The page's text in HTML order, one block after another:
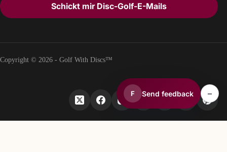
Schickt mir Disc-Golf-E-Mails
Copyright © 2026 - Golf With Discs™
F Send feedback –